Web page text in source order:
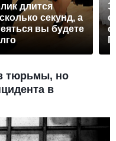
длится
секунд, а
вы будете
тюрьмы, но
в